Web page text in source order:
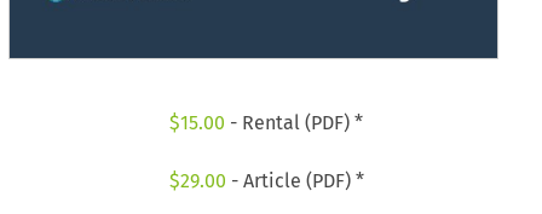
$15.00 - Rental (PDF) *
$29.00 - Article (PDF) *